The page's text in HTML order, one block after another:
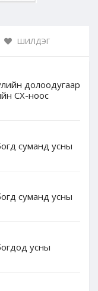
ШИЛДЭГ
долоодугаар
СХ-ноос
суманд усны
суманд усны
усны